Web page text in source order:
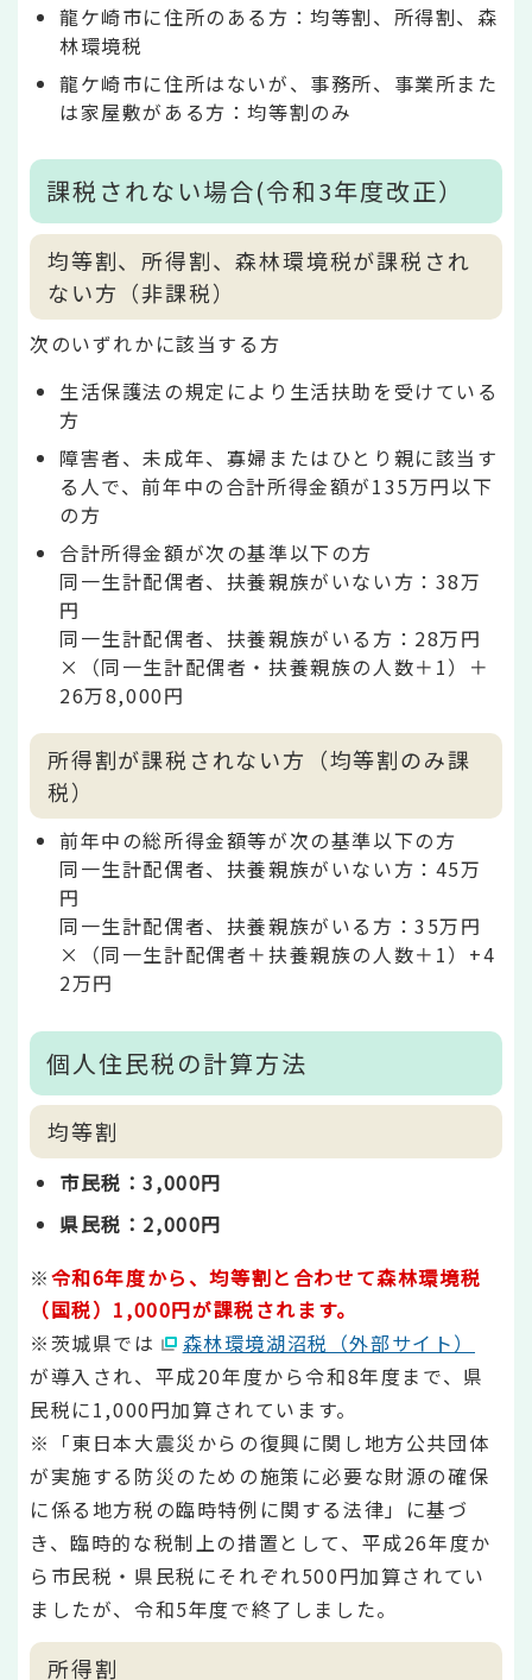
龍ケ崎市に住所のある方：均等割、所得割、森
林環境税
龍ケ崎市に住所はないが、事務所、事業所また
は家屋敷がある方：均等割のみ
課税されない場合(令和3年度改正）
均等割、所得割、森林環境税が課税され
ない方（非課税）
次のいずれかに該当する方
生活保護法の規定により生活扶助を受けている
方
障害者、未成年、寡婦またはひとり親に該当す
る人で、前年中の合計所得金額が135万円以下
の方
合計所得金額が次の基準以下の方
同一生計配偶者、扶養親族がいない方：38万
円
同一生計配偶者、扶養親族がいる方：28万円
×（同一生計配偶者・扶養親族の人数＋1）＋
26万8,000円
所得割が課税されない方（均等割のみ課
税）
前年中の総所得金額等が次の基準以下の方
同一生計配偶者、扶養親族がいない方：45万
円
同一生計配偶者、扶養親族がいる方：35万円
×（同一生計配偶者＋扶養親族の人数＋1）+4
2万円
個人住民税の計算方法
均等割
市民税：3,000円
県民税：2,000円
※令和6年度から、均等割と合わせて森林環境税
（国税）1,000円が課税されます。
※茨城県では
森林環境湖沼税（外部サイト）
が導入され、平成20年度から令和8年度まで、県
民税に1,000円加算されています。
※「東日本大震災からの復興に関し地方公共団体
が実施する防災のための施策に必要な財源の確保
に係る地方税の臨時特例に関する法律」に基づ
き、臨時的な税制上の措置として、平成26年度か
ら市民税・県民税にそれぞれ500円加算されてい
ましたが、令和5年度で終了しました。
所得割